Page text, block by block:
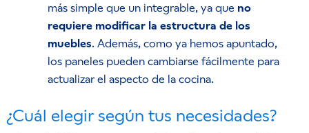
más simple que un integrable, ya que no
requiere modificar la estructura de los
muebles. Además, como ya hemos apuntado,
los paneles pueden cambiarse fácilmente para
actualizar el aspecto de la cocina.
¿Cuál elegir según tus necesidades?